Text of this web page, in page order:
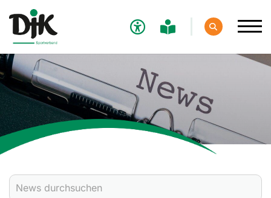
Verband
Aktuelles
Verbands-News
Termine